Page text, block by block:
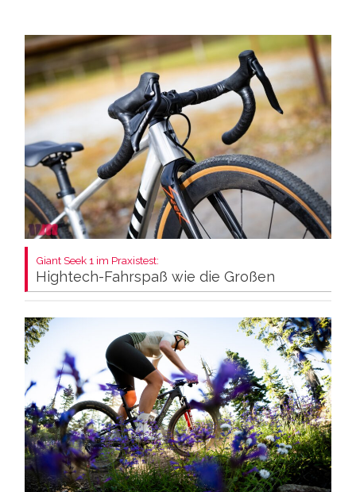
Giant Seek 1 im Praxistest:
Hightech-Fahrspaß wie die Großen